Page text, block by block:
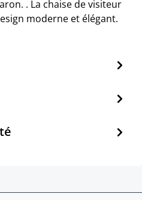
. La chaise de visiteur
moderne et élégant.